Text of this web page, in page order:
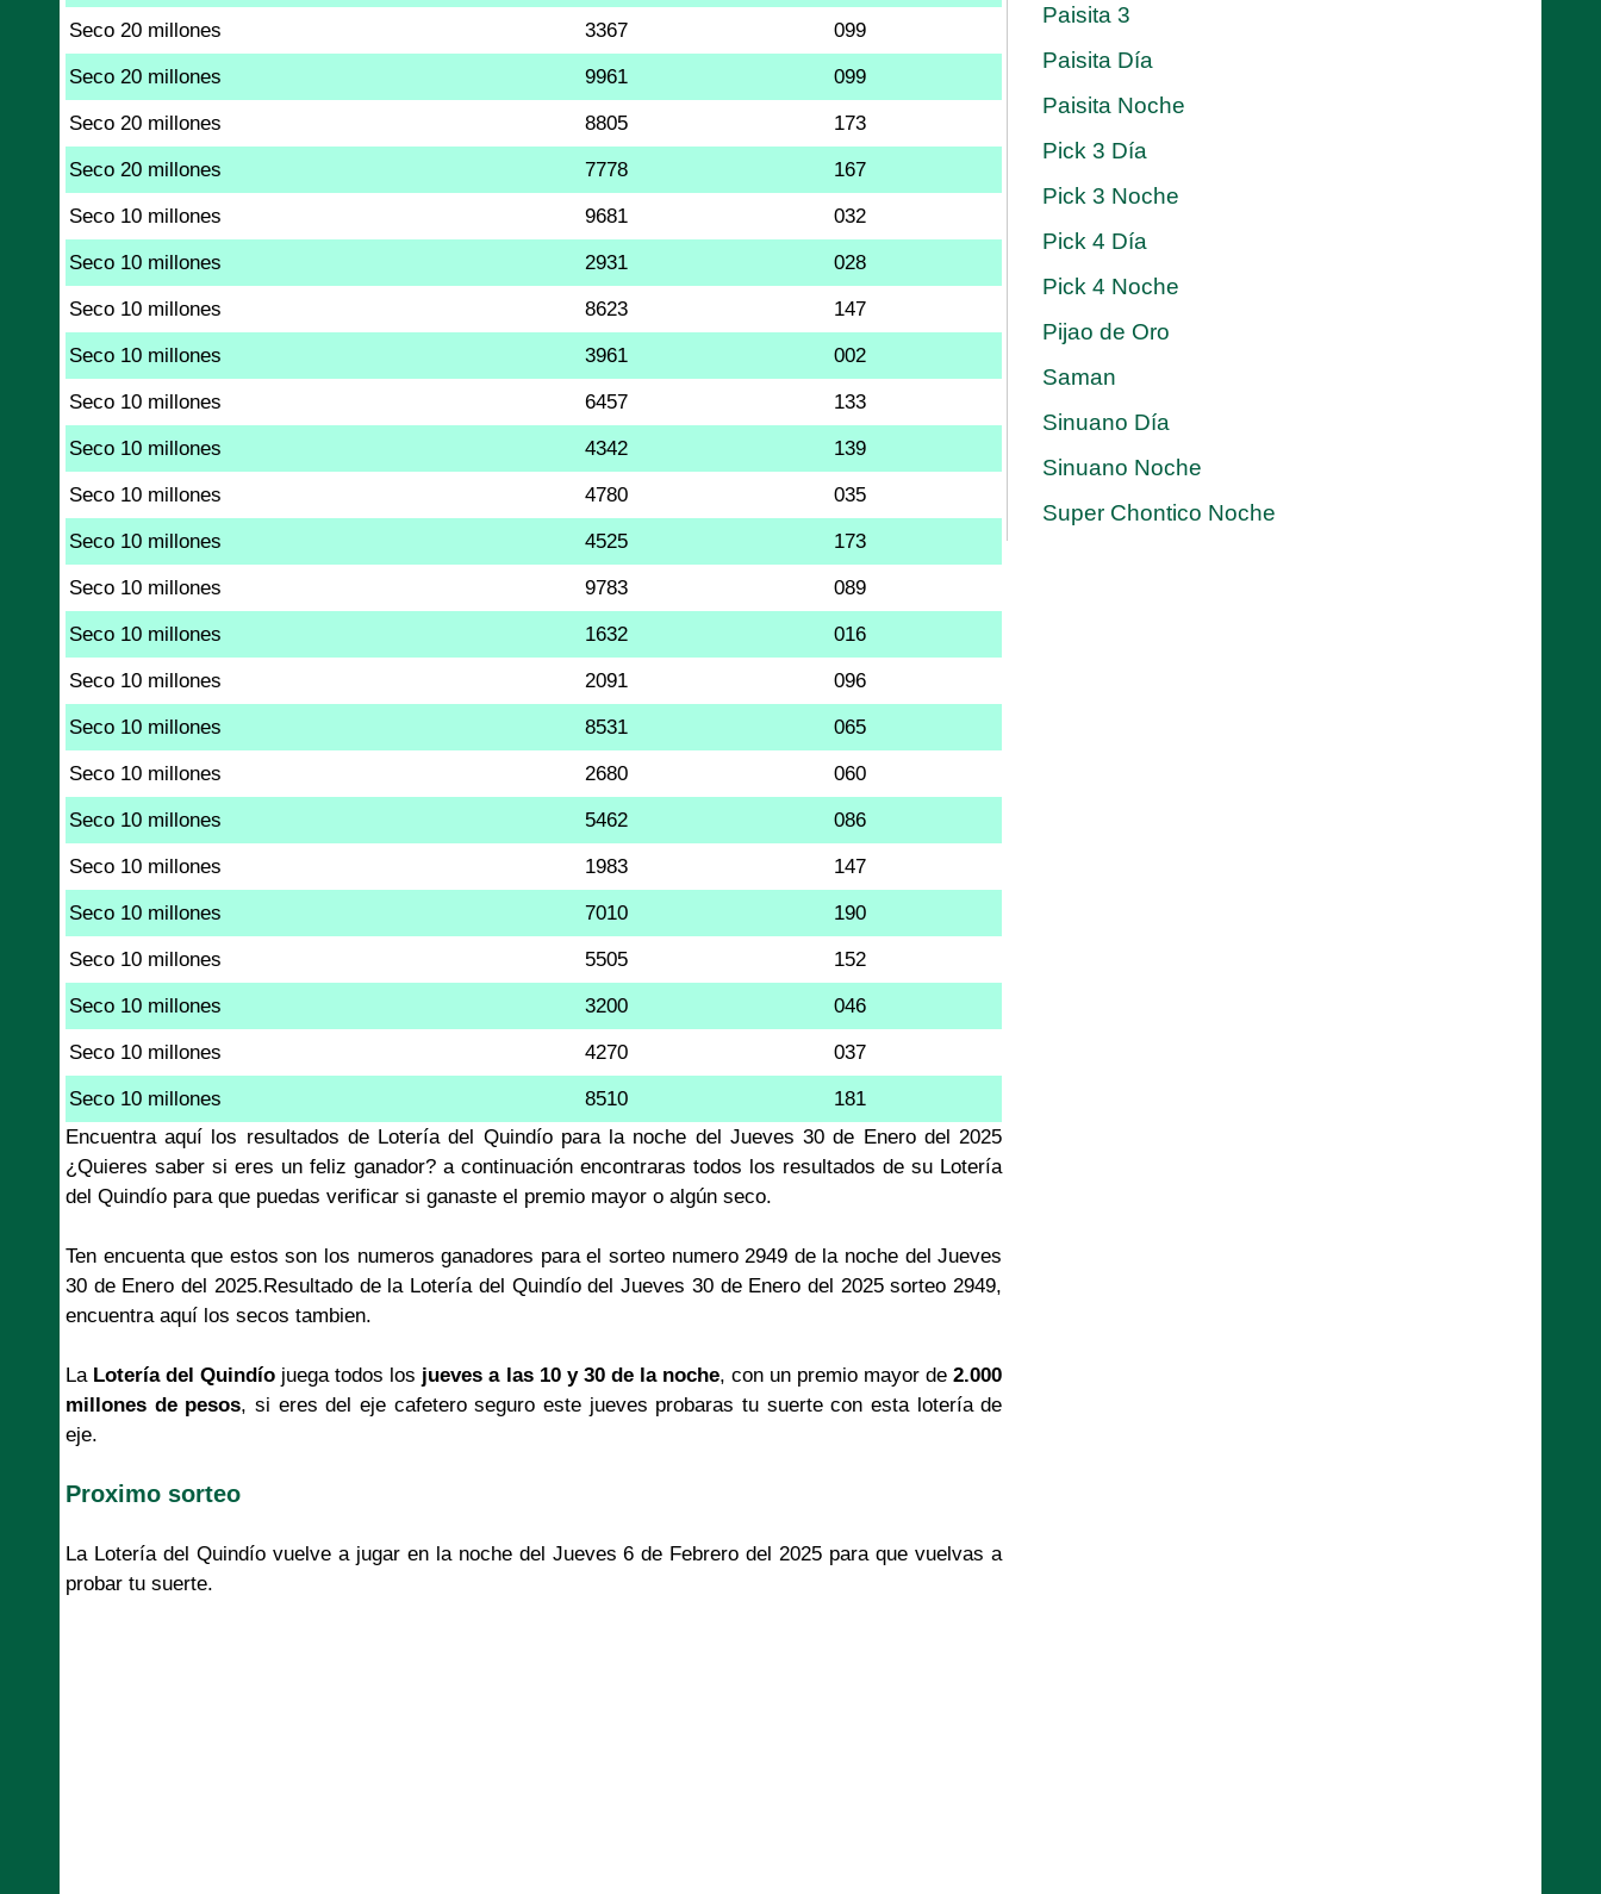
Seco 20 millones 3367 099
Seco 20 millones 9961 099
Seco 20 millones 8805 173
Seco 20 millones 7778 167
Seco 10 millones 9681 032
Seco 10 millones 2931 028
Seco 10 millones 8623 147
Seco 10 millones 3961 002
Seco 10 millones 6457 133
Seco 10 millones 4342 139
Seco 10 millones 4780 035
Seco 10 millones 4525 173
Seco 10 millones 9783 089
Seco 10 millones 1632 016
Seco 10 millones 2091 096
Seco 10 millones 8531 065
Seco 10 millones 2680 060
Seco 10 millones 5462 086
Seco 10 millones 1983 147
Seco 10 millones 7010 190
Seco 10 millones 5505 152
Seco 10 millones 3200 046
Seco 10 millones 4270 037
Seco 10 millones 8510
181
Encuentra aquí los resultados de Lotería del Quindío para la noche del Jueves 30 de Enero del 2025
¿Quieres saber si eres un feliz ganador? a continuación encontraras todos los resultados de su Lotería
del Quindío para que puedas verificar si ganaste el premio mayor o algún seco.
Ten encuenta que estos son los numeros ganadores para el sorteo numero 2949 de la noche del Jueves
30 de Enero del 2025.Resultado de la Lotería del Quindío del Jueves 30 de Enero del 2025 sorteo 2949,
encuentra aquí los secos tambien.
La Lotería del Quindío juega todos los jueves a las 10 y 30 de la noche, con un premio mayor de2.000
millones de pesos, si eres del eje cafetero seguro este jueves probaras tu suerte con esta lotería de
eje.
Proximo sorteo
La Lotería del Quindío vuelve a jugar en la noche del Jueves 6 de Febrero del 2025 para que vuelvas a
probar tu suerte.
Paisita 3
Paisita Día
Paisita Noche
Pick 3 Día
Pick 3 Noche
Pick 4 Día
Pick 4 Noche
Pijao de Oro
Saman
Sinuano Día
Sinuano Noche
Super Chontico Noche